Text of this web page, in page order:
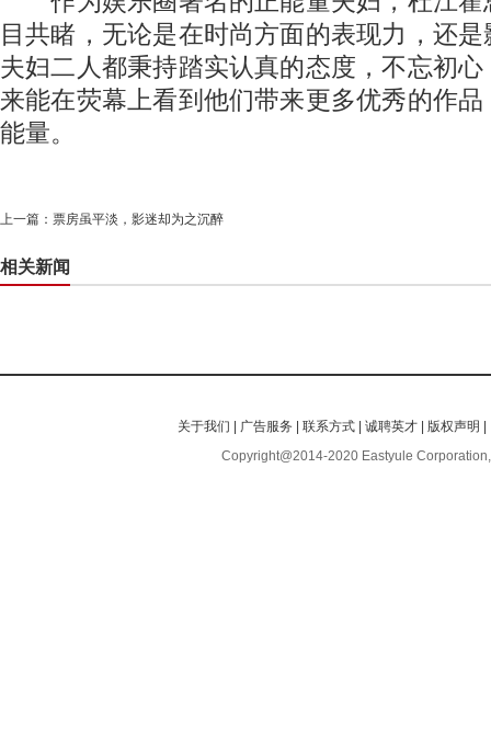
目共睹，无论是在时尚方面的表现力，还
夫妇二人都秉持踏实认真的态度，不忘初
来能在荧幕上看到他们带来更多优秀的作
能量。
上一篇： 票房虽平淡，影迷却为之沉醉
相关新闻
关于我们 广告服务 |联系方式 |诚聘英才 版权声明
Copyright@2014-2020 Eastyule